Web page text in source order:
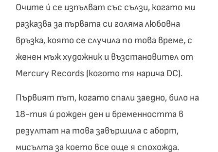
Очите ú се изпълват със сълзи, когато ми
разказва за първата си голяма любовна
връзка, която се случила по това време, с
женен мъж художник и възстановител от
Mercury Records (когото тя нарича DC).
Първият път, когато спали заедно, било на
18-тия ú рожден ден и бременността в
резултат на това завършила с аборт,
мисълта за което все още я спохожда.